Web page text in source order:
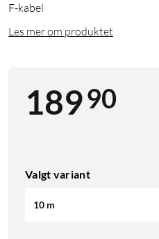
F-kabel
Les mer om produktet
18990
Valgt variant
10 m